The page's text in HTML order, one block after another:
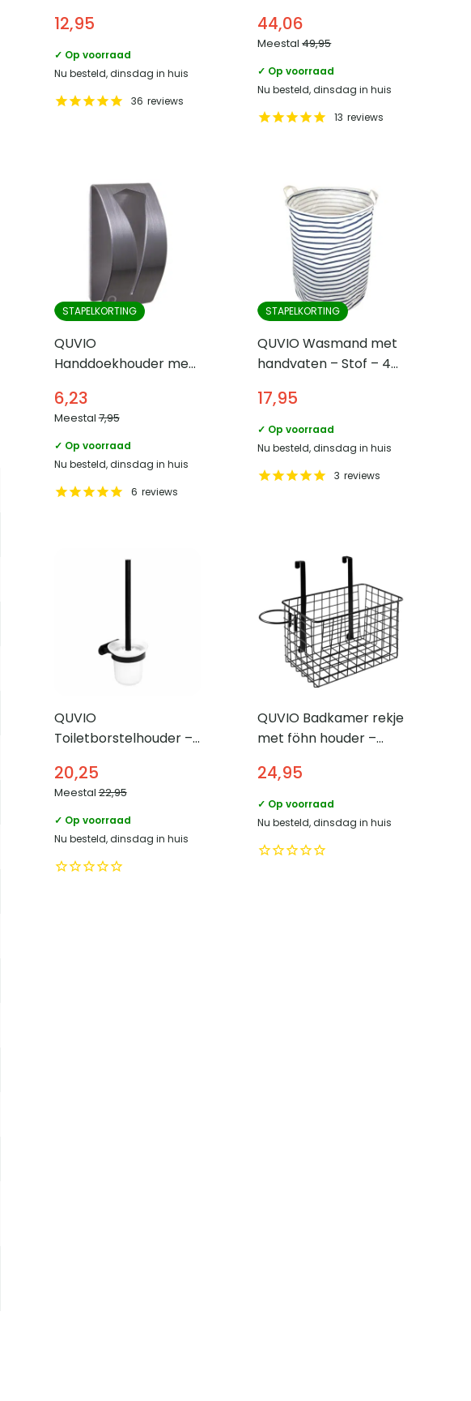
12,95
✓ Op voorraad
Nu besteld, dinsdag in huis
36 reviews
44,06
Meestal49,95
✓ Op voorraad
Nu besteld, dinsdag in huis
13 reviews
STAPELKORTING
QUVIO
Handdoekhouder met
6,23
Meestal7,95
✓ Op voorraad
Nu besteld, dinsdag in huis
6 reviews
STAPELKORTING
QUVIO Wasmand met
handvaten – Stof – 40
17,95
✓ Op voorraad
Nu besteld, dinsdag in huis
3 reviews
QUVIO
Toiletborstelhouder –
20,25
Meestal22,95
✓ Op voorraad
Nu besteld, dinsdag in huis
QUVIO Badkamer rekje
met föhn houder –
24,95
✓ Op voorraad
Nu besteld, dinsdag in huis